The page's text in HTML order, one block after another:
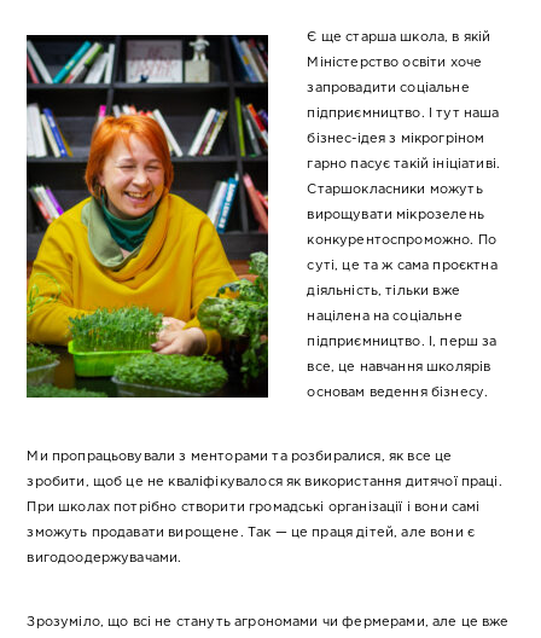
Є ще старша школа, в якій
Міністерство освіти хоче
запровадити соціальне
підприємництво. І тут наша
бізнес-ідея з мікрогріном
гарно пасує такій ініціативі.
Старшокласники можуть
вирощувати мікрозелень
конкурентоспроможно. По
суті, це та ж сама проєктна
діяльність, тільки вже
націлена на соціальне
підприємництво. І, перш за
все, це навчання школярів
основам ведення бізнесу.
Ми пропрацьовували з менторами та розбиралися, як все це
зробити, щоб це не кваліфікувалося як використання дитячої праці.
При школах потрібно створити громадські організації і вони самі
зможуть продавати вирощене. Так — це праця дітей, але вони є
вигодоодержувачами.
Зрозуміло, що всі не стануть агрономами чи фермерами, але це вже